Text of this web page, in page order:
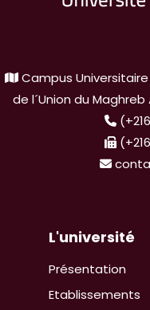
Campus
de l´Union du
L'université
Présentation
Etablissements